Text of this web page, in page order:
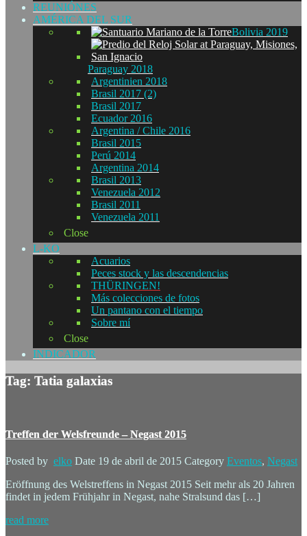
REUNIÓNES
AMÉRICA DEL SUR
Bolivia 2019
Paraguay 2018
Argentinien 2018
Brasil 2017 (2)
Brasil 2017
Ecuador 2016
Argentina / Chile 2016
Brasil 2015
Perú 2014
Argentina 2014
Brasil 2013
Venezuela 2012
Brasil 2011
Venezuela 2011
Close
L-KO
Acuarios
Peces stock y las descendencias
THÜRINGEN!
Más colecciones de fotos
Un pantano con el tiempo
Sobre mí
Close
INDICADOR
Tag: Tatia galaxias
Treffen der Welsfreunde – Negast 2015
Posted by elko Date 19 de abril de 2015 Category Eventos, Negast
Eröffnung des Welstreffens in Negast 2015 Seit mehr als 20 Jahren
findet in jedem Frühjahr in Negast, nahe Stralsund das […]
read more